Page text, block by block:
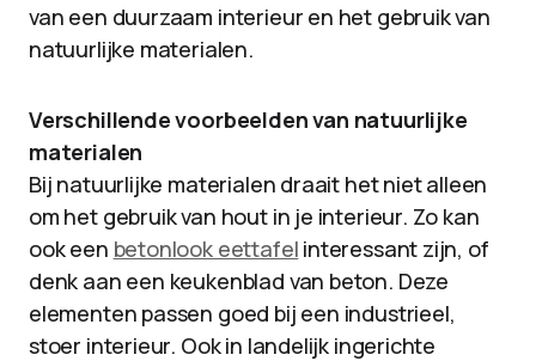
van een duurzaam interieur en het gebruik van
natuurlijke materialen.
Verschillende voorbeelden van natuurlijke
materialen
Bij natuurlijke materialen draait het niet alleen
om het gebruik van hout in je interieur. Zo kan
ook een betonlook eettafel interessant zijn, of
denk aan een keukenblad van beton. Deze
elementen passen goed bij een industrieel,
stoer interieur. Ook in landelijk ingerichte